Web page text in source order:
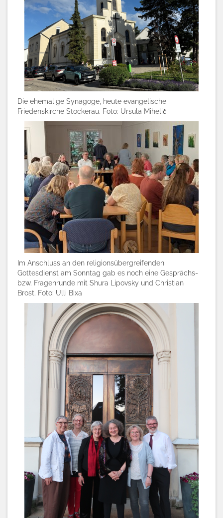
Die ehemalige Synagoge, heute evangelische
Friedenskirche Stockerau. Foto: Ursula Mihelič
Im Anschluss an den religionsübergreifenden
Gottesdienst am Sonntag gab es noch eine Gesprächs-
bzw. Fragenrunde mit Shura Lipovsky und Christian
Brost. Foto: Ulli Bixa